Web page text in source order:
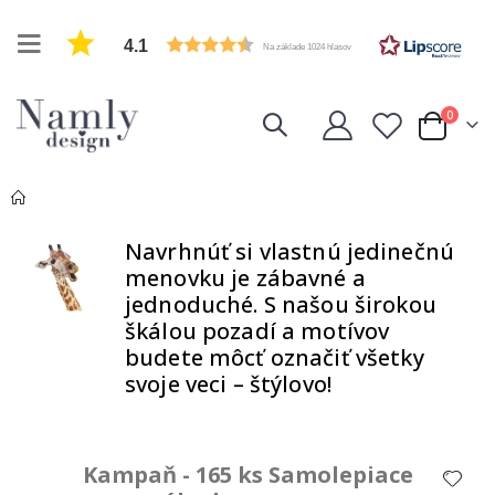
4.1 Na základe 1024 hlasov
Cart
0položky
Navrhnúť si vlastnú jedinečnú
menovku je zábavné a
jednoduché. S našou širokou
škálou pozadí a motívov
budete môcťoznačiť všetky
svoje veci – štýlovo!
Kampaň - 165 ks Samolepiace